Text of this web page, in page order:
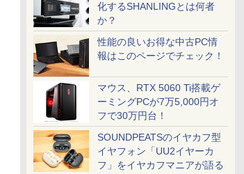
化するSHANLINGとは何者
か？
性能の良いお得な中古PC情
報はこのページでチェック！
マウス、RTX 5060 Ti搭載ゲ
ーミングPCが7万5,000円オ
フで30万円台！
SOUNDPEATSのイヤカフ型
イヤフォン「UU2イヤーカ
フ」をイヤカフマニアが語る